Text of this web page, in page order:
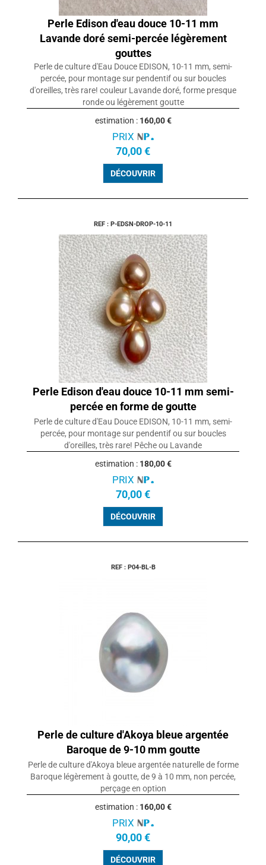
Perle Edison d'eau douce 10-11 mm
Lavande doré semi-percée légèrement
gouttes
Perle de culture d'Eau Douce EDISON, 10-11 mm, semi-
percée, pour montage sur pendentif ou sur boucles
d'oreilles, très rare! couleur Lavande doré, forme presque
ronde ou légèrement goutte
estimation : 160,00 €
PRIX
70,00 €
DÉCOUVRIR
REF : P-EDSN-DROP-10-11
Perle Edison d'eau douce 10-11 mm semi-
percée en forme de goutte
Perle de culture d'Eau Douce EDISON, 10-11 mm, semi-
percée, pour montage sur pendentif ou sur boucles
d'oreilles, très rare! Pêche ou Lavande
estimation : 180,00 €
PRIX
70,00 €
DÉCOUVRIR
REF : P04-BL-B
Perle de culture d'Akoya bleue argentée
Baroque de 9-10 mm goutte
Perle de culture d'Akoya bleue argentée naturelle de forme
Baroque légèrement à goutte, de 9 à 10 mm, non percée,
perçage en option
estimation : 160,00 €
PRIX
90,00 €
DÉCOUVRIR